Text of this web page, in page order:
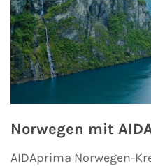
Norwegen mit
AIDAprima Norwegen-